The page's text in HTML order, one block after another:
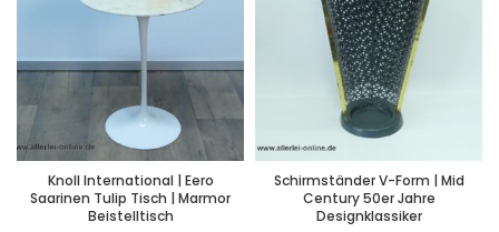
Knoll International | Eero
Saarinen Tulip Tisch | Marmor
Beistelltisch
Schirmständer V-Form | Mid
Century 50er Jahre
Designklassiker